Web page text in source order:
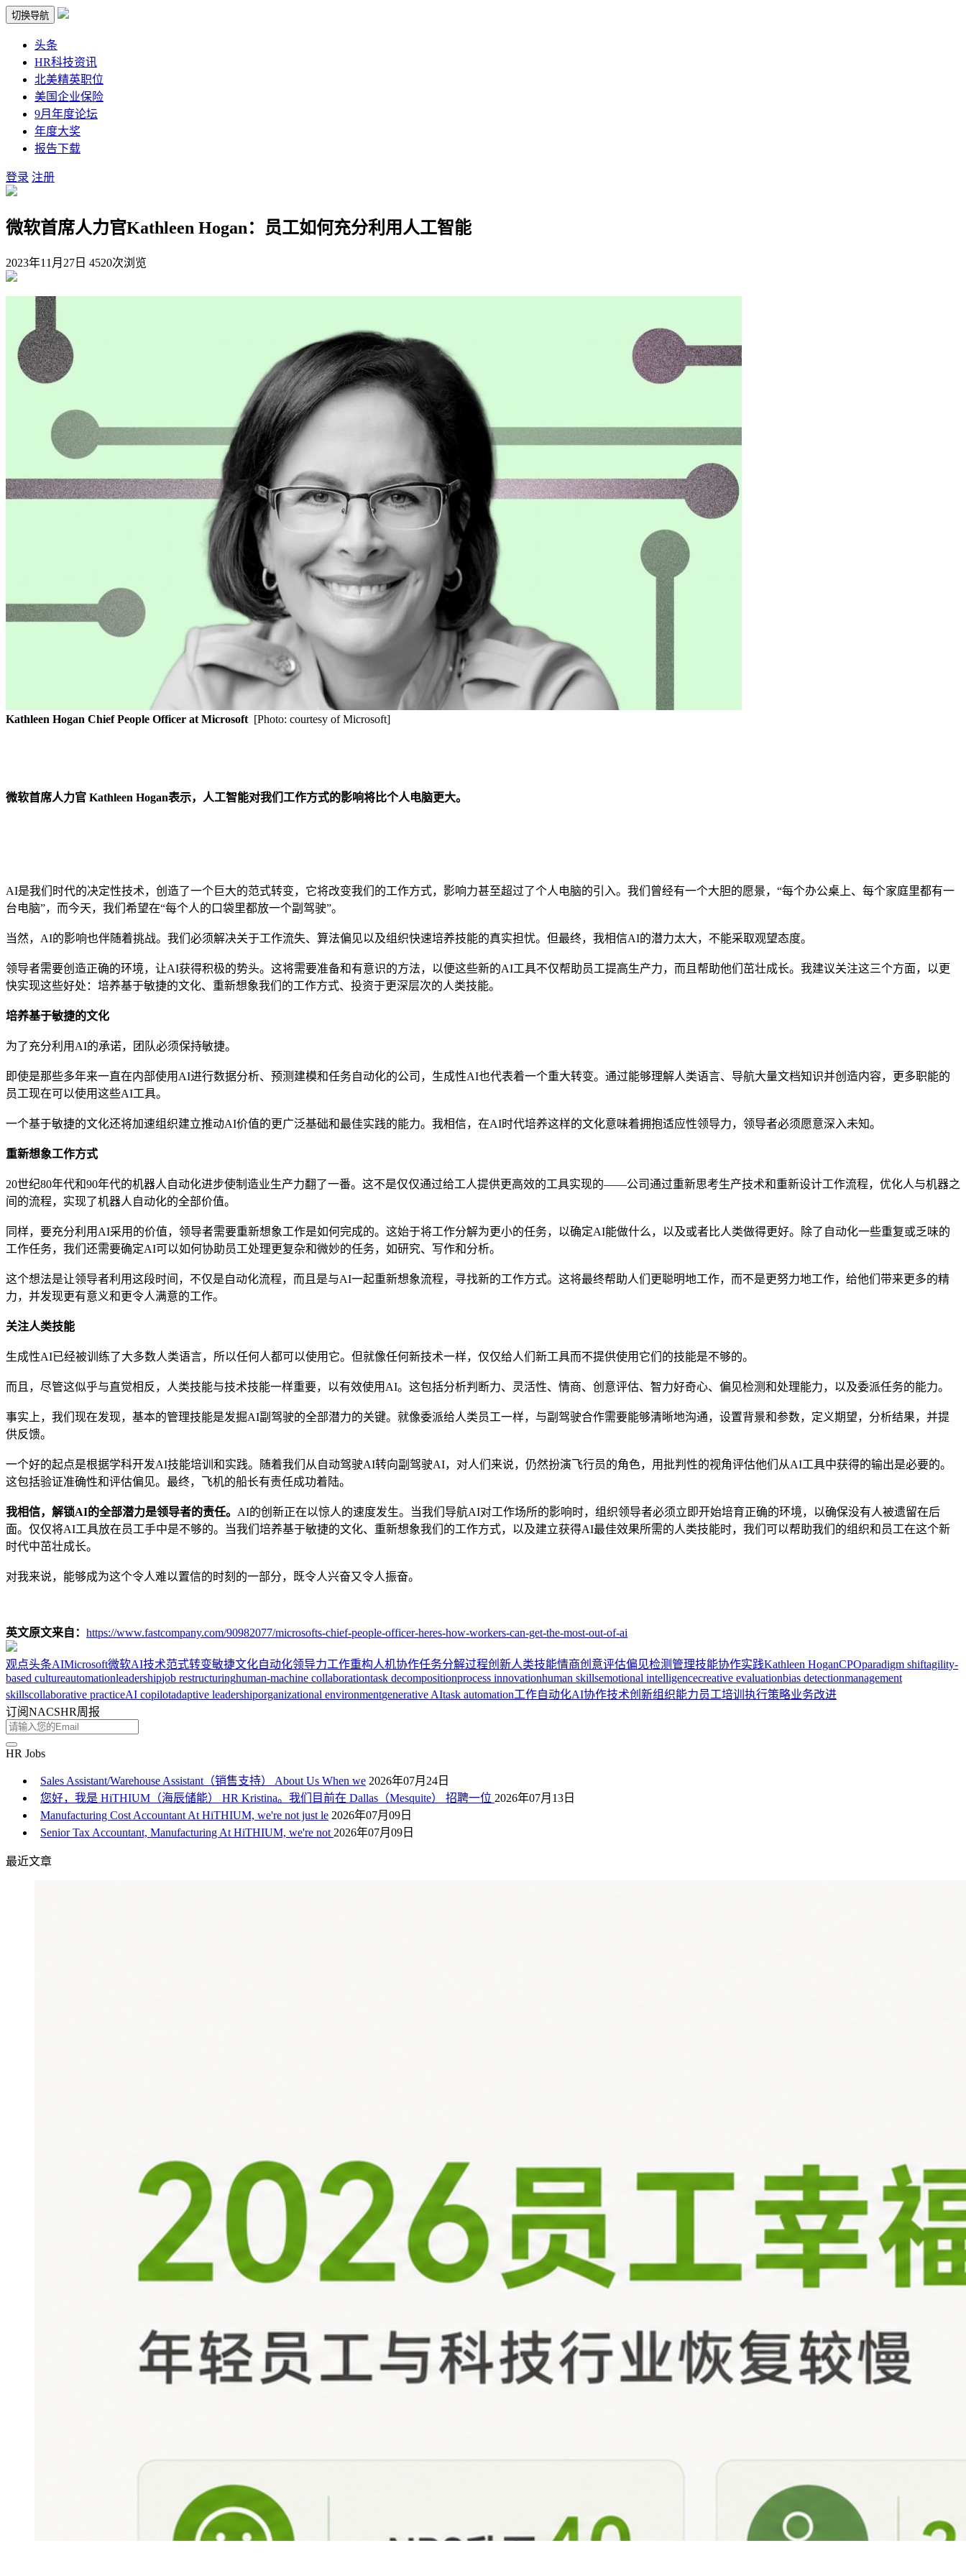
切换导航
头条
HR科技资讯
北美精英职位
美国企业保险
9月年度论坛
年度大奖
报告下载
登录 注册
微软首席人力官Kathleen Hogan：员工如何充分利用人工智能
2023年11月27日 4520次浏览
Kathleen Hogan Chief People Officer at Microsoft [Photo: courtesy of Microsoft]
微软首席人力官 Kathleen Hogan表示，人工智能对我们工作方式的影响将比个人电脑更大。
AI是我们时代的决定性技术，创造了一个巨大的范式转变，它将改变我们的工作方式，影响力甚至超过了个人电脑的引入。我们曾经有一个大胆的愿景，“每个办公桌上、每个家庭里都有一
台电脑”，而今天，我们希望在“每个人的口袋里都放一个副驾驶”。
当然，AI的影响也伴随着挑战。我们必须解决关于工作流失、算法偏见以及组织快速培养技能的真实担忧。但最终，我相信AI的潜力太大，不能采取观望态度。
领导者需要创造正确的环境，让AI获得积极的势头。这将需要准备和有意识的方法，以便这些新的AI工具不仅帮助员工提高生产力，而且帮助他们茁壮成长。我建议关注这三个方面，以更
快实现这些好处：培养基于敏捷的文化、重新想象我们的工作方式、投资于更深层次的人类技能。
培养基于敏捷的文化
为了充分利用AI的承诺，团队必须保持敏捷。
即使是那些多年来一直在内部使用AI进行数据分析、预测建模和任务自动化的公司，生成性AI也代表着一个重大转变。通过能够理解人类语言、导航大量文档知识并创造内容，更多职能的
员工现在可以使用这些AI工具。
一个基于敏捷的文化还将加速组织建立推动AI价值的更广泛基础和最佳实践的能力。我相信，在AI时代培养这样的文化意味着拥抱适应性领导力，领导者必须愿意深入未知。
重新想象工作方式
20世纪80年代和90年代的机器人自动化进步使制造业生产力翻了一番。这不是仅仅通过给工人提供更高效的工具实现的——公司通过重新思考生产技术和重新设计工作流程，优化人与机器之
间的流程，实现了机器人自动化的全部价值。
同样，要充分利用AI采用的价值，领导者需要重新想象工作是如何完成的。这始于将工作分解为更小的任务，以确定AI能做什么，以及或者比人类做得更好。除了自动化一些重复或乏味的
工作任务，我们还需要确定AI可以如何协助员工处理更复杂和微妙的任务，如研究、写作和分析。
这个想法是让领导者利用这段时间，不仅是自动化流程，而且是与AI一起重新想象流程，寻找新的工作方式。这将最终帮助人们更聪明地工作，而不是更努力地工作，给他们带来更多的精
力，并发现更有意义和更令人满意的工作。
关注人类技能
生成性AI已经被训练了大多数人类语言，所以任何人都可以使用它。但就像任何新技术一样，仅仅给人们新工具而不提供使用它们的技能是不够的。
而且，尽管这似乎与直觉相反，人类技能与技术技能一样重要，以有效使用AI。这包括分析判断力、灵活性、情商、创意评估、智力好奇心、偏见检测和处理能力，以及委派任务的能力。
事实上，我们现在发现，基本的管理技能是发掘AI副驾驶的全部潜力的关键。就像委派给人类员工一样，与副驾驶合作需要能够清晰地沟通，设置背景和参数，定义期望，分析结果，并提
供反馈。
一个好的起点是根据学科开发AI技能培训和实践。随着我们从自动驾驶AI转向副驾驶AI，对人们来说，仍然扮演飞行员的角色，用批判性的视角评估他们从AI工具中获得的输出是必要的。
这包括验证准确性和评估偏见。最终，飞机的船长有责任成功着陆。
我相信，解锁AI的全部潜力是领导者的责任。 AI的创新正在以惊人的速度发生。当我们导航AI对工作场所的影响时，组织领导者必须立即开始培育正确的环境，以确保没有人被遗留在后
面。仅仅将AI工具放在员工手中是不够的。当我们培养基于敏捷的文化、重新想象我们的工作方式，以及建立获得AI最佳效果所需的人类技能时，我们可以帮助我们的组织和员工在这个新
时代中茁壮成长。
对我来说，能够成为这个令人难以置信的时刻的一部分，既令人兴奋又令人振奋。
英文原文来自： https://www.fastcompany.com/90982077/microsofts-chief-people-officer-heres-how-workers-can-get-the-most-out-of-ai
观点头条AIMicrosoft微软AI技术范式转变敏捷文化自动化领导力工作重构人机协作任务分解过程创新人类技能情商创意评估偏见检测 管理技能协作实践Kathleen HoganCPOparadigm shiftagility-
based cultureautomationleadershipjob restructuringhuman-machine collaborationtask decompositionprocess innovationhuman skillsemotional intelligencecreative evaluationbias detectionmanagement
skillscollaborative practiceAI copilotadaptive leadershiporganizational environmentgenerative AItask automation工作自动化AI协作技术创新组织能力员工培训 执行策略业务改进
订阅NACSHR周报
HR Jobs
Sales Assistant/Warehouse Assistant（销售支持） About Us When we 2026年07月24日
您好，我是 HiTHIUM（海辰储能） HR Kristina。我们目前在 Dallas（Mesquite） 招聘一位 2026年07月13日
Manufacturing Cost Accountant At HiTHIUM, we're not just le 2026年07月09日
Senior Tax Accountant, Manufacturing At HiTHIUM, we're not 2026年07月09日
最近文章